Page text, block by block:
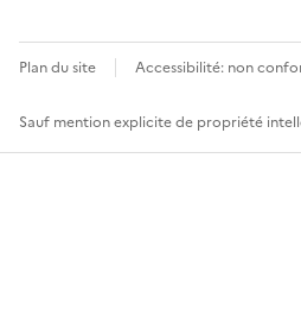
Plan du site Accessibilité: non
Sauf mention explicite de propriété